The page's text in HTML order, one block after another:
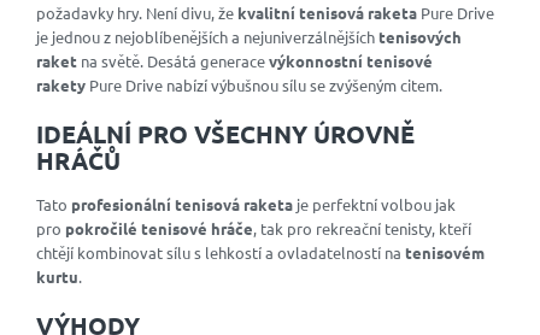
požadavky hry. Není divu, že kvalitní tenisová raketa Pure Drive
je jednou z nejoblíbenějších a nejuniverzálnějšíchtenisových
raket na světě. Desátá generacevýkonnostní tenisové
rakety Pure Drive nabízí výbušnou sílu se zvýšeným citem.
IDEÁLNÍ PRO VŠECHNY ÚROVNĚ
HRÁČŮ
Tato profesionální tenisová raketa je perfektní volbou jak
pro pokročilé tenisové hráče, tak pro rekreační tenisty, kteří
chtějí kombinovat sílu s lehkostí a ovladatelností na tenisovém
kurtu.
VÝHODY